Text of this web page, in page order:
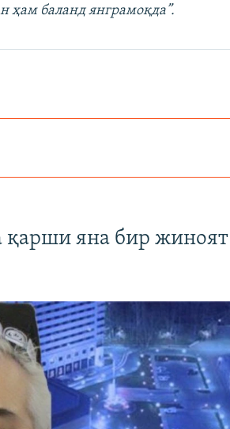
ҳам баланд янграмоқда”.
қарши яна бир жиноят